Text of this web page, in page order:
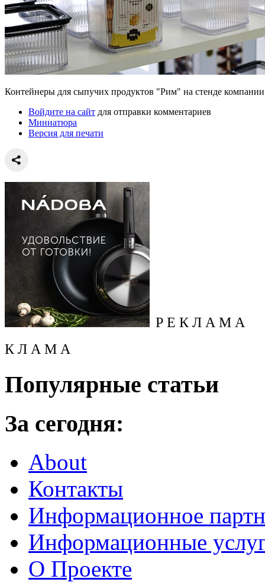
Контейнеры для сыпучих продуктов "Рим" на стенде
Войдите на сайт для отправки комментариев
Миниатюра
Версия для печати
Р Е К Л А М А
К Л А М А
Популярные статьи
За сегодня:
About
Контакты
Информационное
Информационные
О Проекте